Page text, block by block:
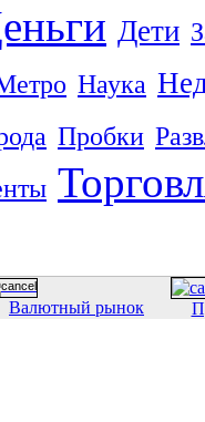
Дети
Наука
Пробки
Валютный рынок